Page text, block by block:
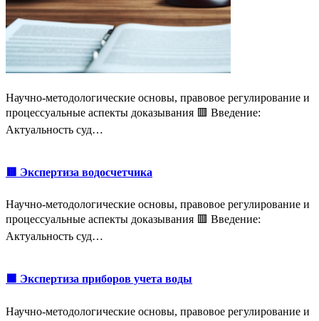
Научно-методологические основы, правовое регулирование и
процессуальные аспекты доказывания 🟥 Введение:
Актуальность суд…
🟥 Экспертиза водосчетчика
Научно-методологические основы, правовое регулирование и
процессуальные аспекты доказывания 🟥 Введение:
Актуальность суд…
🟩 Экспертиза приборов учета воды
Научно-методологические основы, правовое регулирование и